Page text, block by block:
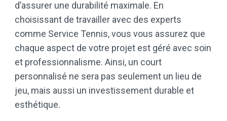
d’assurer une durabilité maximale. En
choisissant de travailler avec des experts
comme Service Tennis, vous vous assurez que
chaque aspect de votre projet est géré avec soin
et professionnalisme. Ainsi, un court
personnalisé ne sera pas seulement un lieu de
jeu, mais aussi un investissement durable et
esthétique.